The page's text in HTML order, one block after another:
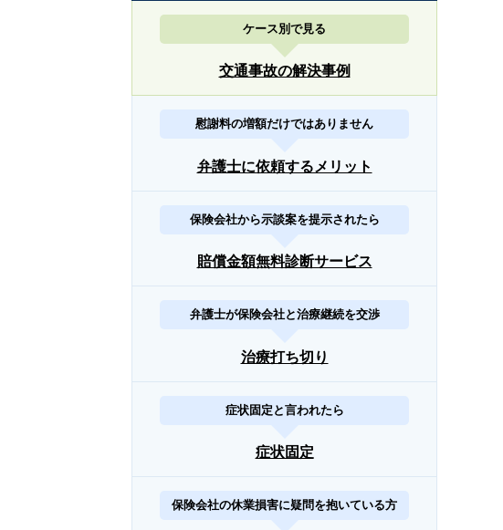
ケース別で見る
交通事故の解決事例
慰謝料の増額だけではありません
弁護士に依頼するメリット
保険会社から示談案を提示されたら
賠償金額無料診断サービス
弁護士が保険会社と治療継続を交渉
治療打ち切り
症状固定と言われたら
症状固定
保険会社の休業損害に疑問を抱いている方